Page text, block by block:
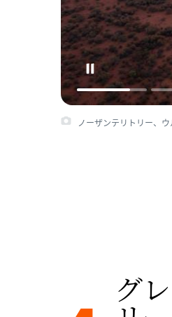
ノーザンテリトリー、
グ